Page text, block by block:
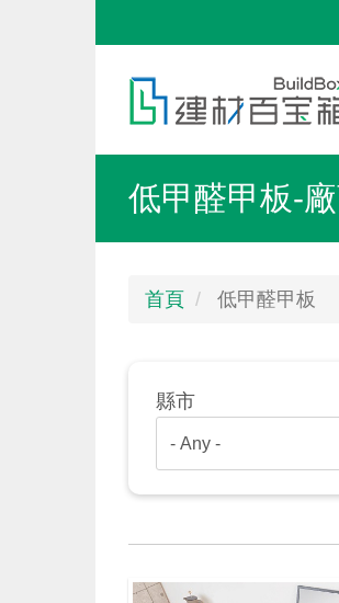
menu
低甲醛甲板-
首頁 低甲醛甲板
縣市